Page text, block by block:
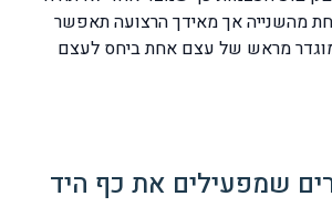
מהשנייה אך מאידך הרצועה תאפשר
מראש של עצם אחת ביחס לעצם
שמפעילים את כף היד